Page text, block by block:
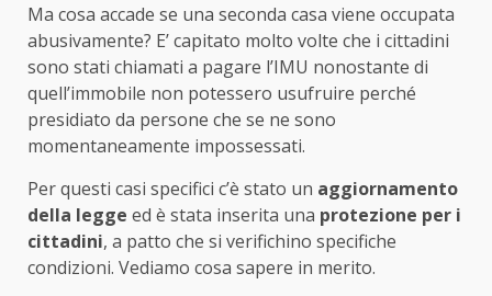
Ma cosa accade se una seconda casa viene occupata
abusivamente? E’ capitato molto volte che i cittadini
sono stati chiamati a pagare l’IMU nonostante di
quell’immobile non potessero usufruire perché
presidiato da persone che se ne sono
momentaneamente impossessati.
Per questi casi specifici c’è stato un aggiornamento
della legge ed è stata inserita una protezione per i
cittadini, a patto che si verifichino specifiche
condizioni. Vediamo cosa sapere in merito.